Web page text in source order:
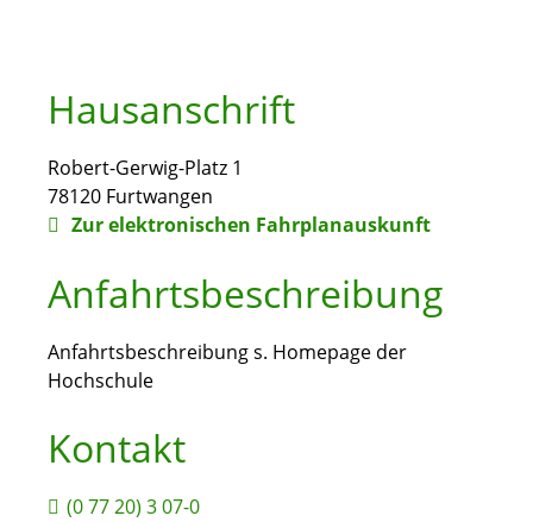
Hausanschrift
Robert-Gerwig-Platz 1
78120 Furtwangen
Zur elektronischen Fahrplanauskunft
Anfahrtsbeschreibung
Anfahrtsbeschreibung s. Homepage der
Hochschule
Kontakt
(0 77 20) 3 07-0